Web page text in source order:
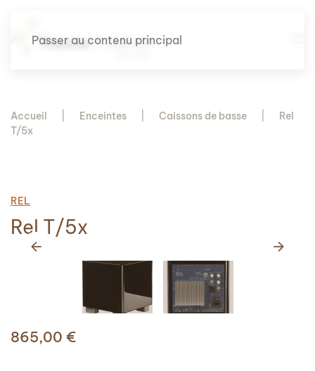
Passer au contenu principal
Accueil Enceintes Caissons de basse
Rel
T/5x
REL
Rel T/5x
865,00 €